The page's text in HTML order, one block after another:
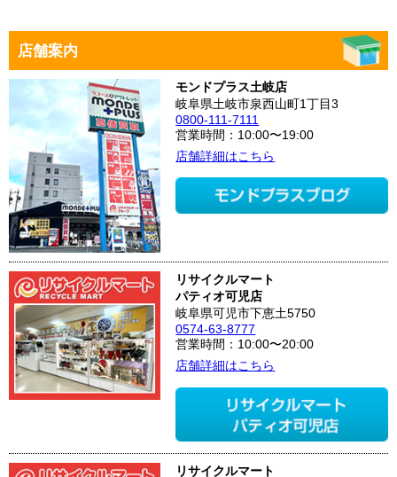
店舗案内
モンドプラス土岐店
岐阜県土岐市泉西山町1丁目3
0800-111-7111
営業時間：10:00〜19:00
店舗詳細はこちら
リサイクルマート
パティオ可児店
岐阜県可児市下恵土5750
0574-63-8777
営業時間：10:00〜20:00
店舗詳細はこちら
リサイクルマート